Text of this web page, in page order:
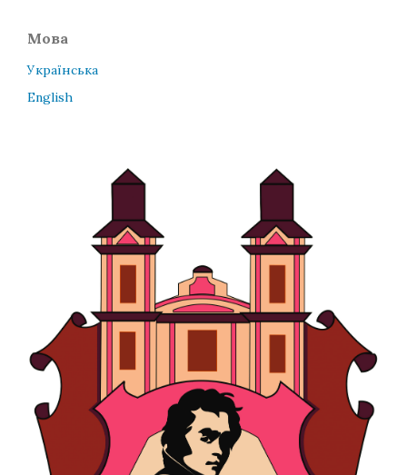
Мова
Українська
English